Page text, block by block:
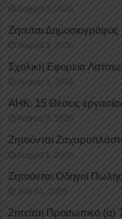
August 3, 2026
Ζητείται Δημοσιογράφος
August 3, 2026
Σχολική Εφορεία
August 3, 2026
ΑΗΚ: 15 Θέσεις
August 3, 2026
Ζητούνται
August 1, 2026
Ζητούνται Οδηγοί
July 31, 2026
Ζητείται Προσωπικό